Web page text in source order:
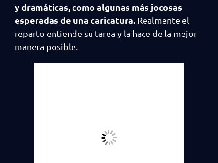
y dramáticas, como algunas más jocosas
esperadas de una caricatura. Realmente el
reparto entiende su tarea y la hace de la mejor
manera posible.